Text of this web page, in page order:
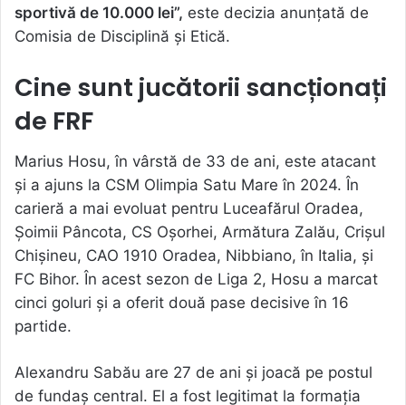
sportivă de 10.000 lei”, este decizia anunțată de
Comisia de Disciplină și Etică.
Cine sunt jucătorii sancționați
de FRF
Marius Hosu, în vârstă de 33 de ani, este atacant
și a ajuns la CSM Olimpia Satu Mare în 2024. În
carieră a mai evoluat pentru Luceafărul Oradea,
Șoimii Pâncota, CS Oșorhei, Armătura Zalău, Crișul
Chișineu, CAO 1910 Oradea, Nibbiano, în Italia, și
FC Bihor. În acest sezon de Liga 2, Hosu a marcat
cinci goluri și a oferit două pase decisive în 16
partide.
Alexandru Sabău are 27 de ani și joacă pe postul
de fundaș central. El a fost legitimat la formația